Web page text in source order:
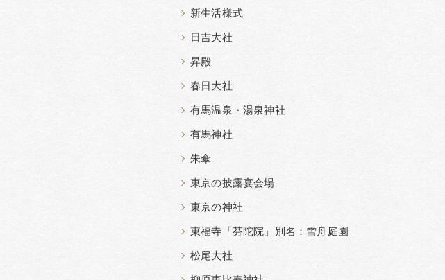
新生活様式
日吉大社
昇殿
春日大社
有馬温泉・湯泉神社
有馬神社
朱傘
東京の披露宴会場
東京の神社
東福寺「芬陀院」別名：雪舟庭園
松尾大社